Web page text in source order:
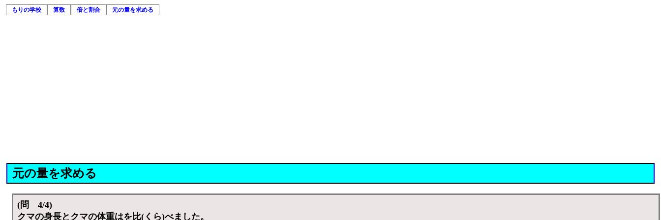
もりの学校 算数 倍と割合 元の量を求める
元の量を求める
(問 4/4)
クマの身長とクマの体重はを比(くら)べました。